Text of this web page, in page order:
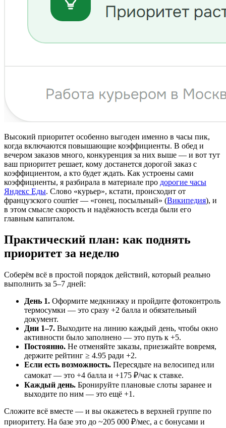
Высокий приоритет особенно выгоден именно в часы пик,
когда включаются повышающие коэффициенты. В обед и
вечером заказов много, конкуренция за них выше — и вот тут
ваш приоритет решает, кому достанется дорогой заказ с
коэффициентом, а кто будет ждать. Как устроены сами
коэффициенты, я разбирала в материале про дорогие часы
Яндекс Еды. Слово «курьер», кстати, происходит от
французского courrier — «гонец, посыльный» (Википедия), и
в этом смысле скорость и надёжность всегда были его
главным капиталом.
Практический план: как поднять
приоритет за неделю
Соберём всё в простой порядок действий, который реально
выполнить за 5–7 дней:
День 1. Оформите медкнижку и пройдите фотоконтроль
термосумки — это сразу +2 балла и обязательный
документ.
Дни 1–7. Выходите на линию каждый день, чтобы окно
активности было заполнено — это путь к +5.
Постоянно. Не отменяйте заказы, приезжайте вовремя,
держите рейтинг ≥ 4.95 ради +2.
Если есть возможность. Пересядьте на велосипед или
самокат — это +4 балла и +175 ₽/час к ставке.
Каждый день. Бронируйте плановые слоты заранее и
выходите по ним — это ещё +1.
Сложите всё вместе — и вы окажетесь в верхней группе по
приоритету. На базе это до ~205 000 ₽/мес, а с бонусами и